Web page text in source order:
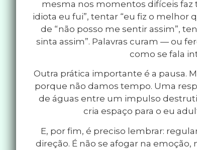
mesma nos momentos difíceis faz
idiota eu fui”, tentar “eu fiz o melhor
de “não posso me sentir assim”,
sinta assim”. Palavras curam — ou
como se fala
Outra prática importante é a pausa.
porque não damos tempo. Uma
de águas entre um impulso
cria espaço para o eu
E, por fim, é preciso lembrar:
direção. É não se afogar na